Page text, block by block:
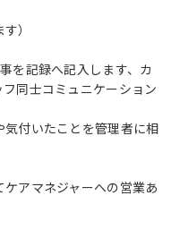
）
を記録へ記入します、カ
同士コミュニケーション
気付いたことを管理者に相
アマネジャーへの営業あ